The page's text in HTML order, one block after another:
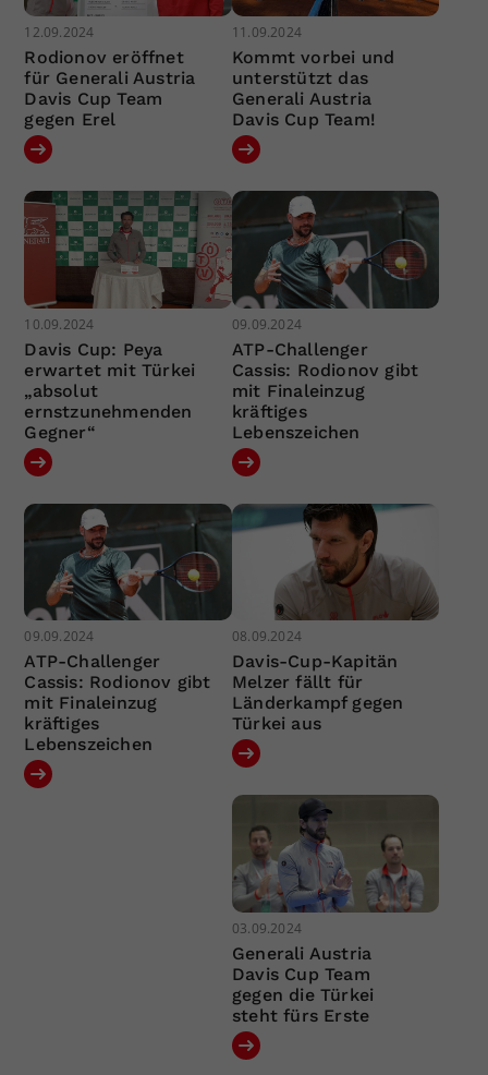
12.09.2024
Rodionov eröffnet
für Generali Austria
Davis Cup Team
gegen Erel
11.09.2024
Kommt vorbei und
unterstützt das
Generali Austria
Davis Cup Team!
10.09.2024
Davis Cup: Peya
erwartet mit Türkei
„absolut
ernstzunehmenden
Gegner“
09.09.2024
ATP-Challenger
Cassis: Rodionov gibt
mit Finaleinzug
kräftiges
Lebenszeichen
09.09.2024
ATP-Challenger
Cassis: Rodionov gibt
mit Finaleinzug
kräftiges
Lebenszeichen
08.09.2024
Davis-Cup-Kapitän
Melzer fällt für
Länderkampf gegen
Türkei aus
03.09.2024
Generali Austria
Davis Cup Team
gegen die Türkei
steht fürs Erste